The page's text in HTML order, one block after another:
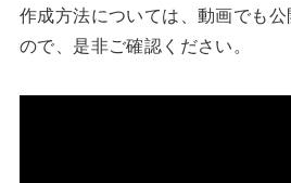
作成方法については、動画でも
ので、是非ご確認ください。